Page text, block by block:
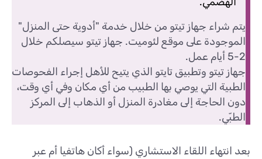
يتم شراء جهاز تيتو من خلال خدمة "أدوية حتى المنزل"
الموجودة على موقع لئوميت. جهاز تيتو سيصلكم خلال
2-5 أيام عمل.
جهاز تيتو وتطبيق تايتو الذي يتيح للأهل إجراء الفحوصات
الطبية التي يوصي بها الطبيب من أي مكان وفي أي وقت،
دون الحاجة إلى مغادرة المنزل أو الذهاب إلى المركز
الطبّي.
بعد انتهاء اللقاء الاستشاري (سواء أكان هاتفيا أم عبر